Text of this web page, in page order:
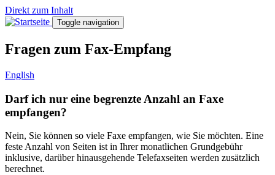
Direkt zum Inhalt
Toggle navigation
Fragen zum Fax-Empfang
English
Darf ich nur eine begrenzte Anzahl an Faxe
empfangen?
Nein, Sie können so viele Faxe empfangen, wie Sie möchten. Eine
feste Anzahl von Seiten ist in Ihrer monatlichen Grundgebühr
inklusive, darüber hinausgehende Telefaxseiten werden zusätzlich
berechnet.